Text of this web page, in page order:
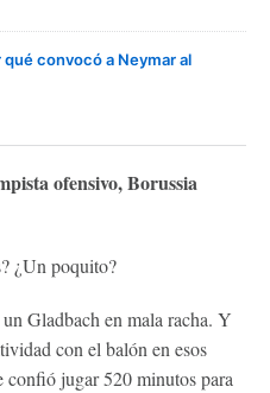
convocó a Neymar al
ofensivo, Borussia
¿Un poquito?
Gladbach en mala racha. Y
con el balón en esos
confió jugar 520 minutos para